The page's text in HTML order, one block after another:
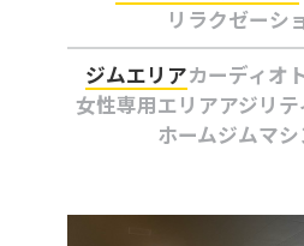
リラクゼーシ
ジムエリアカーディオ
女性専用エリアアジリ
ホームジムマ